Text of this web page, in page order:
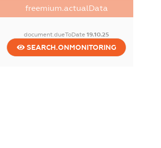
freemium.actualData
document.dueToDate19.10.25
SEARCH.ONMONITORING